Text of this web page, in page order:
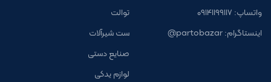
واتساپ: ۰۹۱۴۱۱۹۹۱۱۷
اینستاگرام: partobazar@
توالت
ست شیرآلات
صنایع دستی
لوازم یدکی